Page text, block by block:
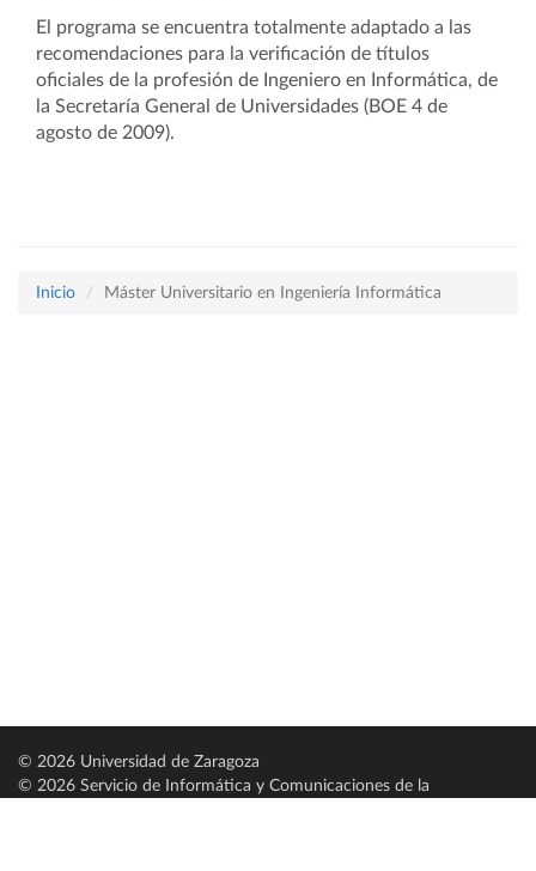
El programa se encuentra totalmente adaptado a las
recomendaciones para la verificación de títulos
oficiales de la profesión de Ingeniero en Informática, de
la Secretaría General de Universidades (BOE 4 de
agosto de 2009).
Inicio Máster Universitario en Ingeniería Informática
© 2026 Universidad de Zaragoza
© 2026 Servicio de Informática y Comunicaciones de la